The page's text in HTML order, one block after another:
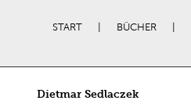
START BÜCHER
Dietmar Sedlaczek